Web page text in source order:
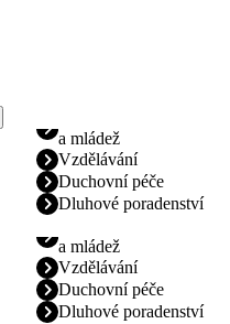
a mládež
Vzdělávání
Duchovní péče
Dluhové poradenství
a mládež
Vzdělávání
Duchovní péče
Dluhové poradenství